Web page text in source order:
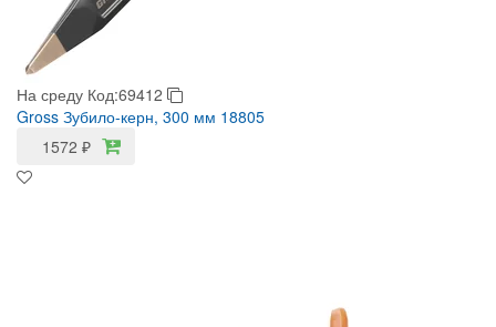
На среду Код:69412
Gross Зубило-керн, 300 мм 18805
1572 ₽